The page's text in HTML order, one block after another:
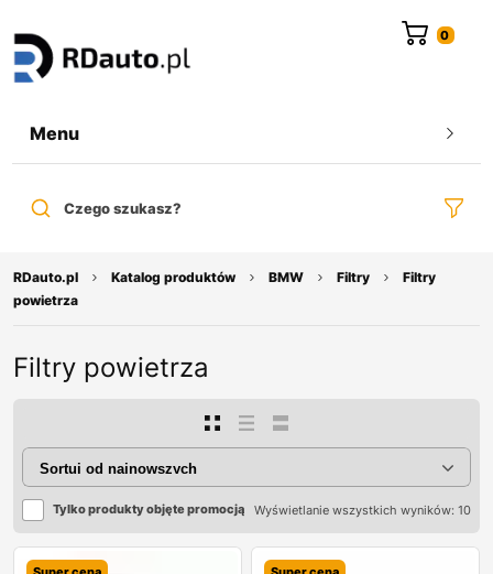
Menu
Czego szukasz?
RDauto.pl Katalog produktów BMW Filtry
Filtry
powietrza
Filtry powietrza
Tylko produkty objęte promocją Wyświetlanie wszystkich wyników: 10